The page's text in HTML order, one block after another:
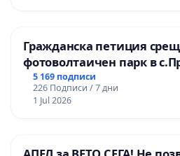
Гражданска петиция
фотоволтаичен парк в
Радомир
5 169 подписи
226 Подписи / 7 дни
1 Jul 2026